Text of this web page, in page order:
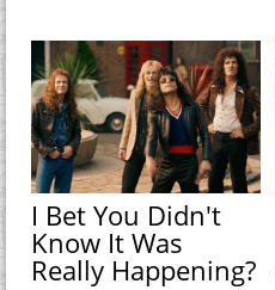
I Bet You Didn't
Know It Was
Really Happening?